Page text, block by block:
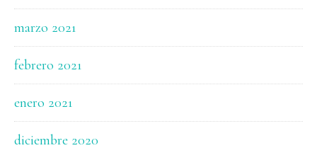
marzo 2021
febrero 2021
enero 2021
diciembre 2020